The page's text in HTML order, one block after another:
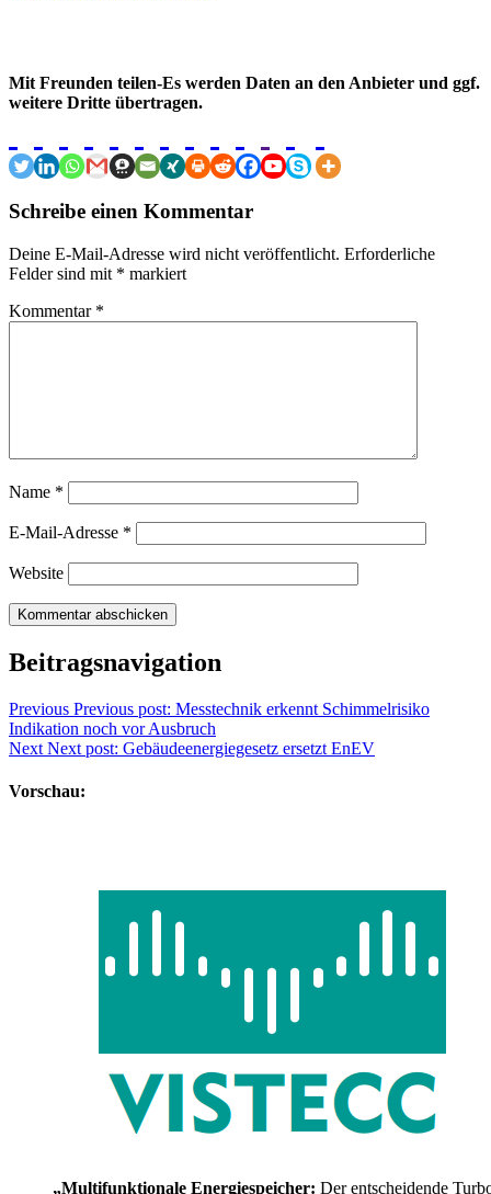
Mit Freunden teilen-Es werden Daten an den Anbieter und ggf.
weitere Dritte übertragen.
Schreibe einen Kommentar
Deine E-Mail-Adresse wird nicht veröffentlicht. Erforderliche
Felder sind mit * markiert
Kommentar *
Name *
E-Mail-Adresse *
Website
Beitragsnavigation
Previous Previous post: Messtechnik erkennt Schimmelrisiko
Indikation noch vor Ausbruch
Next Next post: Gebäudeenergiegesetz ersetzt EnEV
Vorschau:
„Multifunktionale Energiespeicher: Der entscheidende